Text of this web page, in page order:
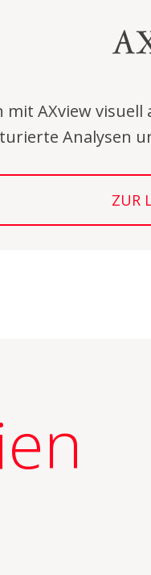
mit AXview
Analysen
ZUR